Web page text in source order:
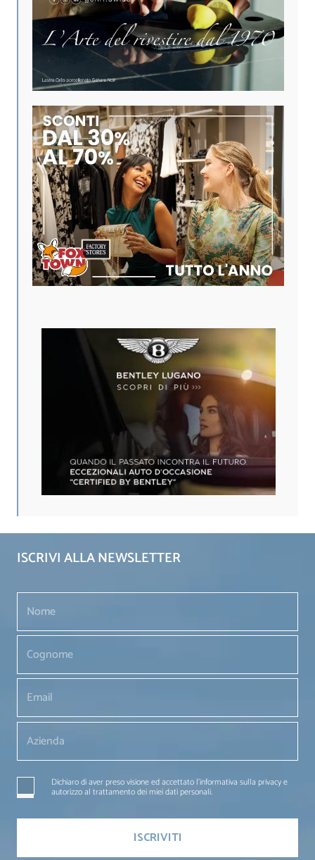
ISCRIVI ALLA NEWSLETTER
Dichiaro di aver preso visione ed accettato l'informativa sulla privacy e
autorizzo al trattamento dei miei dati personali.